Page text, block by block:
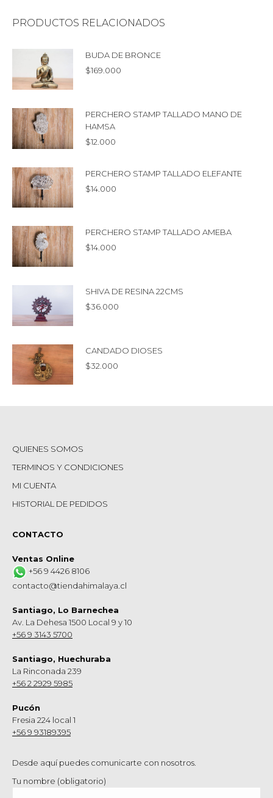
PRODUCTOS RELACIONADOS
BUDA DE BRONCE
$169.000
PERCHERO STAMP TALLADO MANO DE
HAMSA
$12.000
PERCHERO STAMP TALLADO ELEFANTE
$14.000
PERCHERO STAMP TALLADO AMEBA
$14.000
SHIVA DE RESINA 22CMS
$36.000
CANDADO DIOSES
$32.000
QUIENES SOMOS
TERMINOS Y CONDICIONES
MI CUENTA
HISTORIAL DE PEDIDOS
CONTACTO
Ventas Online
+56 9 4426 8106
contacto@tiendahimalaya.cl
Santiago, Lo Barnechea
Av. La Dehesa 1500 Local 9 y 10
+56 9 3143 5700
Santiago, Huechuraba
La Rinconada 239
+56 2 2929 5985
Pucón
Fresia 224 local 1
+56 9 93189395
Desde aquí puedes comunicarte con nosotros.
Tu nombre (obligatorio)